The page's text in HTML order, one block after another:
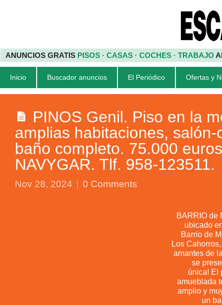
ANUNCIOS GRATIS PISOS · CASAS · COCHES · TRABAJO
Inicio Buscador anuncios El Periódico Ofertas y
PINOS Genil. Piso en la
amplias habitaciones, salón-
baño completo. 75.000
NAVYGAR. Tlf. 958-123511.
Nov 28, 2024 0 Comments
BARRIO de
ubicado
Barrio de
Los
amantes de
se
única! El
amueblada
amplio y
un